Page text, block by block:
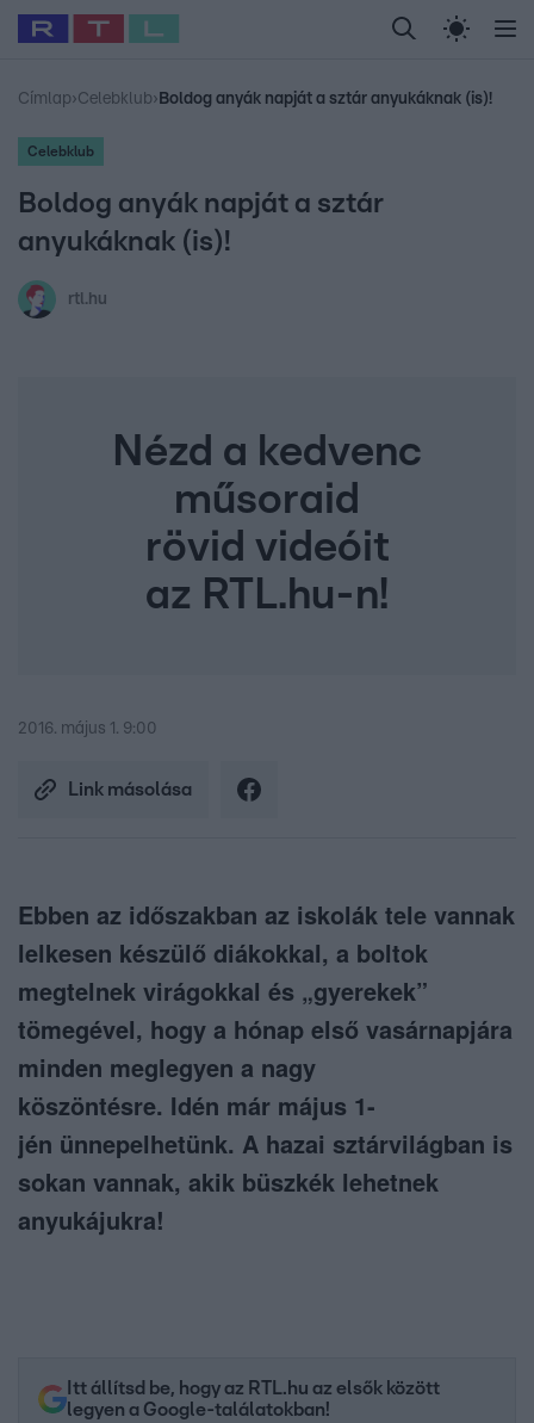
Legfrissebb RTL Híradó Randi Celeb vagyok,
Babits Marcella Most Wanted Gallusz
Címlap›Celebklub› Boldog anyák napját a sztár anyukáknak (is)!
Celebklub
Boldog anyák napját a sztár
anyukáknak (is)!
rtl.hu
Nézd a kedvenc
műsoraid
rövid videóit
az RTL.hu-n!
2016. május 1. 9:00
Link másolása
Ebben az időszakban az iskolák tele vannak
lelkesen készülő diákokkal, a boltok
megtelnek virágokkal és „gyerekek”
tömegével, hogy a hónap első vasárnapjára
minden meglegyen a nagy
köszöntésre. Idén már május 1-
jén ünnepelhetünk. A hazai sztárvilágban is
sokan vannak, akik büszkék lehetnek
anyukájukra!
Itt állítsd be, hogy az RTL.hu az elsők között
legyen a Google-találatokban!